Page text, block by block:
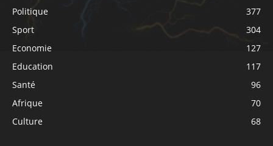
Politique
377
Sport
304
Economie
127
Education
117
Santé
96
Afrique
70
Culture
68